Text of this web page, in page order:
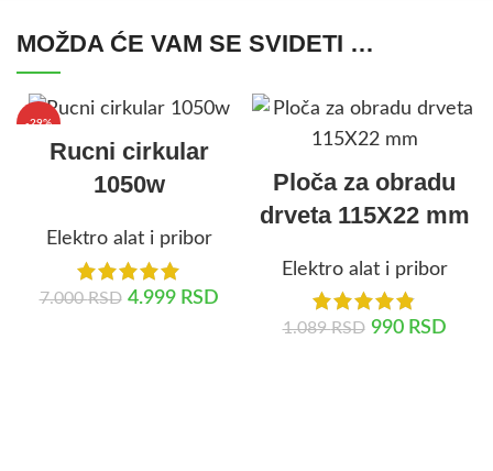
MOŽDA ĆE VAM SE SVIDETI …
-29%
Rucni cirkular
1050w
Elektro alat i pribor
7.000RSD 4.999 RSD
Ploča za obradu
drveta 115X22 mm
Elektro alat i pribor
1.089RSD 990 RSD